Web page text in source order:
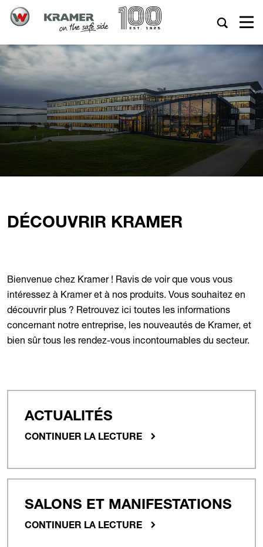
DÉCOUVRIR KRAMER
Bienvenue chez Kramer ! Ravis de voir que vous vous
intéressez à Kramer et à nos produits. Vous souhaitez en
découvrir plus ? Retrouvez ici toutes les informations
concernant notre entreprise, les nouveautés de Kramer, et
bien sûr tous les rendez-vous incontournables du secteur.
ACTUALITÉS
CONTINUER LA LECTURE
SALONS ET MANIFESTATIONS
CONTINUER LA LECTURE